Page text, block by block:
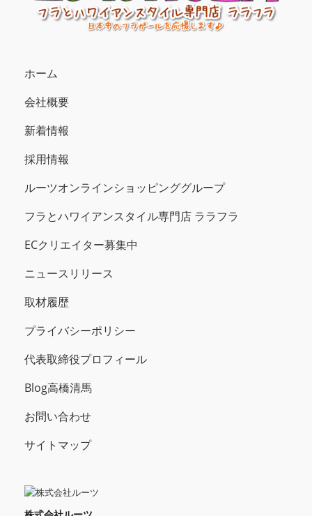
ホーム
会社概要
新着情報
採用情報
ルーツオンラインショッピンググループ
フラとハワイアンスタイル専門店 ララフラ
ECクリエイター募集中
ニュースリリース
取材履歴
プライバシーポリシー
代表取締役プロフィール
Blog高橋清馬
お問い合わせ
サイトマップ